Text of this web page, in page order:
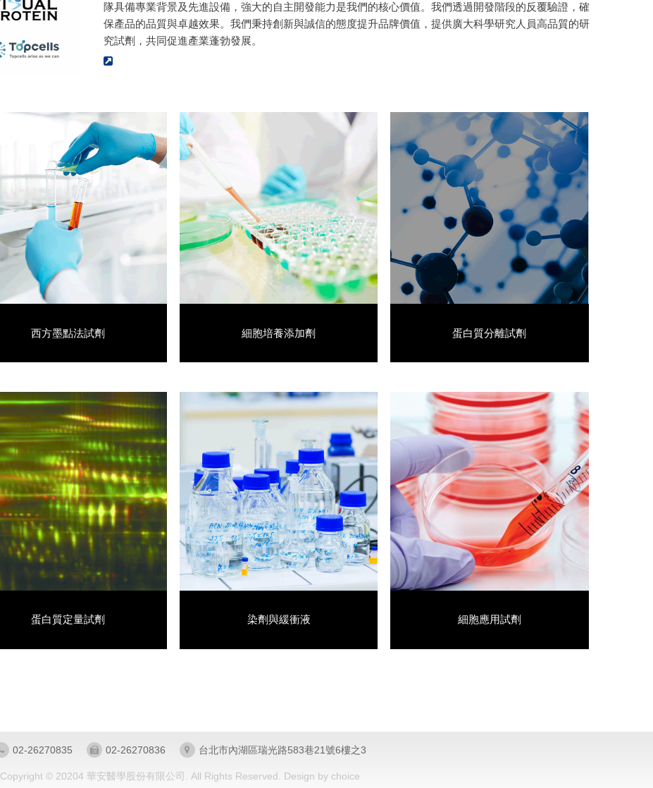
隊具備專業背景及先進設備，強大的自主開發能力是我們的核心價值。我們透過開發階段的反覆驗證，確
保產品的品質與卓越效果。我們秉持創新與誠信的態度提升品牌價值，提供廣大科學研究人員高品質的研
究試劑，共同促進產業蓬勃發展。
西方墨點法試劑 細胞培養添加劑 蛋白質分離試劑
蛋白質定量試劑 染劑與緩衝液 細胞應用試劑
02-26270835 02-26270836 台北市內湖區瑞光路583巷21號6樓之3
Copyright © 20204 華安醫學股份有限公司. All Rights Reserved. Design by choice